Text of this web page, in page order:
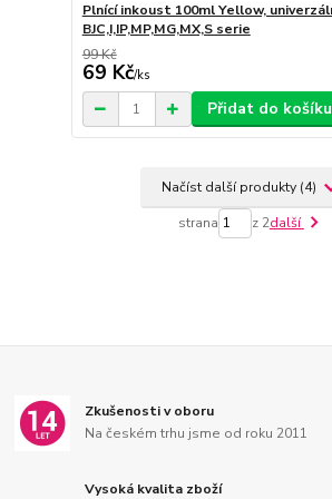
Plnící inkoust 100ml Yellow,
BJC,I,IP,MP,MG,MX,S serie
99 Kč
69 Kč/ks
Přidat do košíku
Načíst další produkty (4)
strana z 2další
Zkušenosti v oboru
Na českém trhu jsme od roku 2011
Vysoká kvalita zboží